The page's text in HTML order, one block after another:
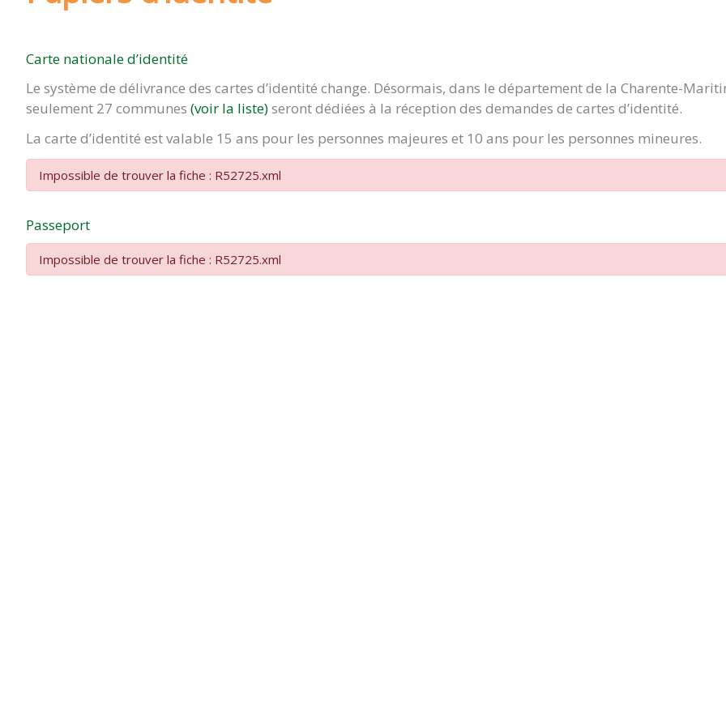
Carte nationale d’identité
Le système de délivrance des cartes d’identité change. Désormais, dans le département de la Charente-
seulement 27 communes (voir la liste)seront dédiées à la réception des demandes de cartes d’identité.
La carte d’identité est valable 15 ans pour les personnes majeures et 10 ans pour les personnes mineures.
Impossible de trouver la fiche : R52725.xml
Passeport
Impossible de trouver la fiche : R52725.xml